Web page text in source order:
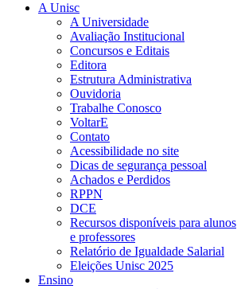
A Unisc
A Universidade
Avaliação Institucional
Concursos e Editais
Editora
Estrutura Administrativa
Ouvidoria
Trabalhe Conosco
VoltarE
Contato
Acessibilidade no site
Dicas de segurança pessoal
Achados e Perdidos
RPPN
DCE
Recursos disponíveis para alunos
e professores
Relatório de Igualdade Salarial
Eleições Unisc 2025
Ensino